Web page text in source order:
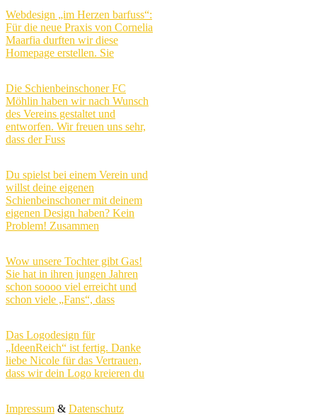
Webdesign „im Herzen barfuss“:
Für die neue Praxis von Cornelia
Maarfia durften wir diese
Homepage erstellen. Sie
Die Schienbeinschoner FC
Möhlin haben wir nach Wunsch
des Vereins gestaltet und
entworfen. Wir freuen uns sehr,
dass der Fuss
Du spielst bei einem Verein und
willst deine eigenen
Schienbeinschoner mit deinem
eigenen Design haben? Kein
Problem! Zusammen
Wow unsere Tochter gibt Gas!
Sie hat in ihren jungen Jahren
schon soooo viel erreicht und
schon viele „Fans“, dass
Das Logodesign für
„IdeenReich“ ist fertig. Danke
liebe Nicole für das Vertrauen,
dass wir dein Logo kreieren du
Impressum & Datenschutz